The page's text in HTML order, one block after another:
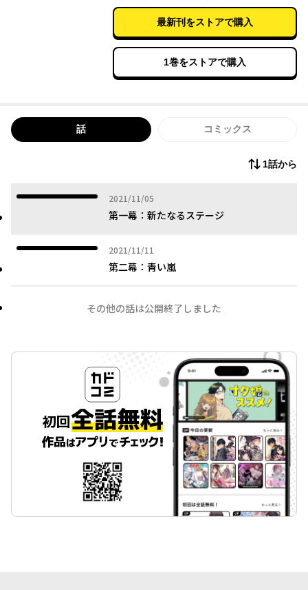
最新刊をストアで購入
1巻をストアで購入
話 コミックス
1話から
2021/11/05
2021年11月05日
第一幕：新たなるステージ
2021/11/11
2021年11月11日
第二幕：青い嵐
その他の話は公開終了しました